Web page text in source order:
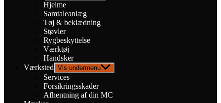
Hjelme
Samtaleanlæg
Tøj & beklædning
Støvler
Rygbeskyttelse
Værktøj
Handsker
Værksted Vis undermenu
Services
Forsikringsskader
Afhentning af din MC